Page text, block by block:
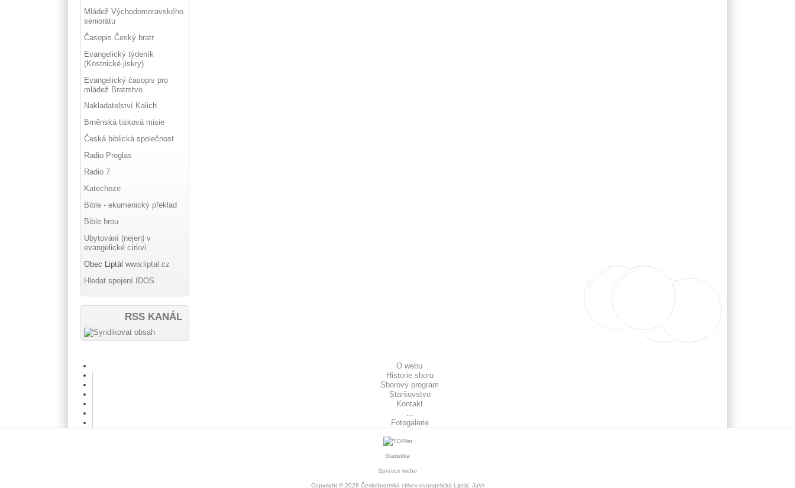
Mládež Východomoravského
seniorátu
Časopis Český bratr
Evangelický týdeník
(Kostnické jiskry)
Evangelický časopis pro
mládež Bratrstvo
Nakladatelství Kalich
Brněnská tisková misie
Česká biblická společnost
Radio Proglas
Radio 7
Katecheze
Bible - ekumenický překlad
Bible hrou
Ubytování (nejen) v
evangelické církvi
Obec Liptálwww.liptal.cz
Hledat spojení IDOS
RSS KANÁL
O webu
Historie sboru
Sborový program
Staršovstvo
Kontakt
Fotogalerie
Statistika
Správce webu
Copyright © 2026 Českobratrská církev evangelická Liptál. JaVr